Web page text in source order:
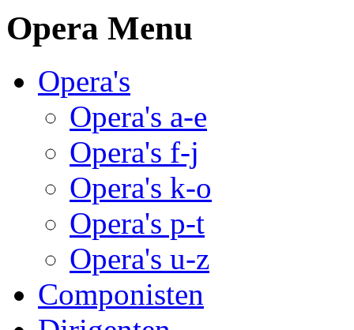
Opera Menu
Opera's
Opera's a-e
Opera's f-j
Opera's k-o
Opera's p-t
Opera's u-z
Componisten